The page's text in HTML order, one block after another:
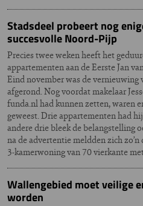
Stadsdeel probeert nog
succesvolle Noord-Pijp
Precies twee weken heeft het
appartementen aan de Eerste Jan
Eind november was de vernieuwing
afgerond. Nog voordat makelaar
funda.nl had kunnen zetten, waren
geweest. Drie appartementen had
andere drie bleek de belangstelling
na de advertentie meldden zich
3-kamerwoning van 70 vierkante
Wallengebied moet veilige
worden